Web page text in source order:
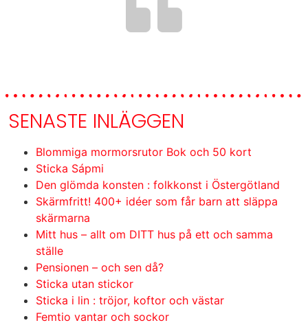
SENASTE INLÄGGEN
Blommiga mormorsrutor Bok och 50 kort
Sticka Sápmi
Den glömda konsten : folkkonst i Östergötland
Skärmfritt! 400+ idéer som får barn att släppa
skärmarna
Mitt hus – allt om DITT hus på ett och samma
ställe
Pensionen – och sen då?
Sticka utan stickor
Sticka i lin : tröjor, koftor och västar
Femtio vantar och sockor